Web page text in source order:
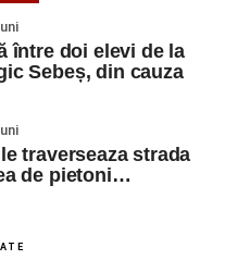
preferată
Google News
între doi elevi de la
Sebeș, din cauza
traverseaza strada
de pietoni…